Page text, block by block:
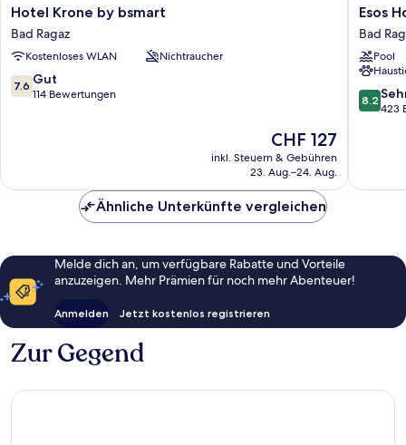
Hotel
Krone
by
bsmart
Bad
Ragaz
Hotel Krone by bsmart
Bad Ragaz
Kostenloses WLAN Nichtraucher
7.6
von
7.6 Gut
114 Bewertungen
Der
Preis
beträgt
CHF 127
inkl. Steuern & Gebühren
23. Aug.–24. Aug.
Esos
Hotel
Quelle
Bad
Ragaz
Esos
Bad
Pool
8.2
von
8.2
423
Ähnliche Unterkünfte vergleichen
Melde dich an, um verfügbare Rabatte und Vorteile
anzuzeigen. Mehr Prämien für noch mehr Abenteuer!
Anmelden Jetzt kostenlos registrieren
Zur Gegend